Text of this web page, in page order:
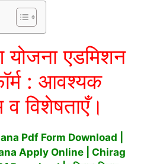
योजना एडमिशन
: आवश्यक
विशेषताएँ।
Pdf Form Download |
Apply Online | Chirag